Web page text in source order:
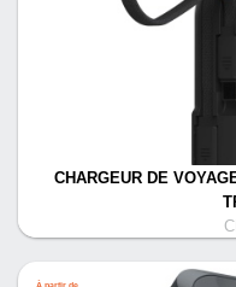
CHARGEUR DE